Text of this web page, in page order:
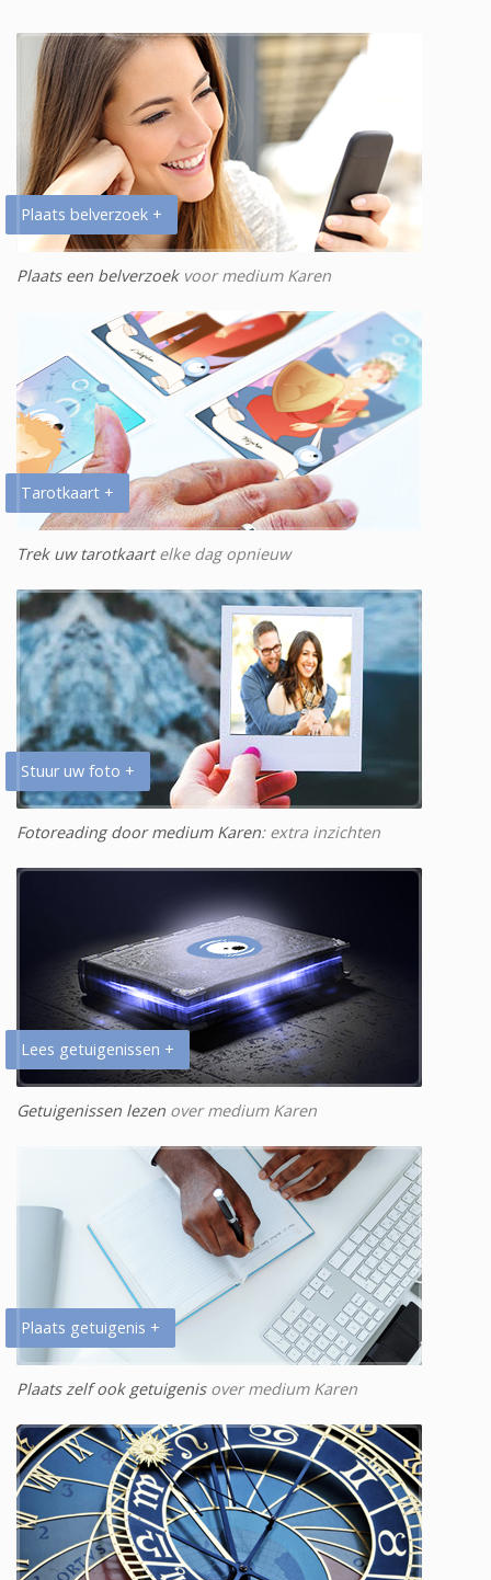
Plaats belverzoek +
Plaats een belverzoekvoor medium Karen
Tarotkaart +
Trek uw tarotkaartelke dag opnieuw
Stuur uw foto +
Fotoreading door medium Karen: extra inzichten
Lees getuigenissen +
Getuigenissen lezen over medium Karen
Plaats getuigenis +
Plaats zelf ook getuigenisover medium Karen